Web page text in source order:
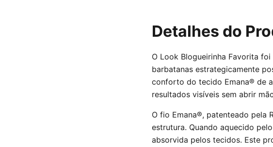
Detalhes do
O Look Blogueirinha Favorita
barbatanas estrategicamente
conforto do tecido Emana® de
resultados visíveis sem abrir
O fio Emana®, patenteado pela
estrutura. Quando aquecido
absorvida pelos tecidos. Este